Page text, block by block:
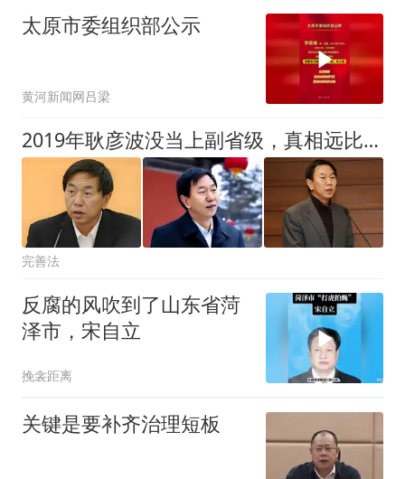
太原市委组织部公示
黄河新闻网吕梁
2019年耿彦波没当上副省级，真相远比“埋没人才”复杂得多
完善法
反腐的风吹到了山东省菏
泽市，宋自立
挽衾距离
关键是要补齐治理短板